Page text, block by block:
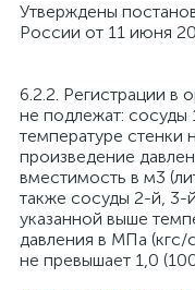
Утверждены
России от 11 июня
6.2.2. Регистрации в
не подлежат:
температуре стенки
произведение
вместимость в м3
также сосуды 2-й, 3-
указанной выше
давления в МПа (кгс/
не превышает 1,0